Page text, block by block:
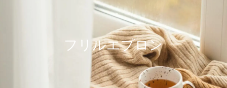
フリルエプロン